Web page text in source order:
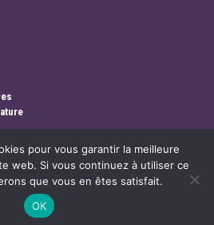
légales & crédits
pour vous garantir la meilleure
web. Si vous continuez à utiliser ce
que vous en êtes satisfait.
OK